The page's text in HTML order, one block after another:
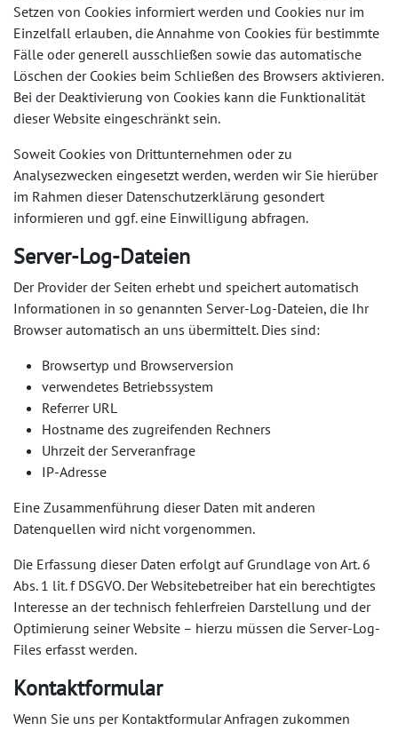
Setzen von Cookies informiert werden und Cookies nur im
Einzelfall erlauben, die Annahme von Cookies für bestimmte
Fälle oder generell ausschließen sowie das automatische
Löschen der Cookies beim Schließen des Browsers aktivieren.
Bei der Deaktivierung von Cookies kann die Funktionalität
dieser Website eingeschränkt sein.
Soweit Cookies von Drittunternehmen oder zu
Analysezwecken eingesetzt werden, werden wir Sie hierüber
im Rahmen dieser Datenschutzerklärung gesondert
informieren und ggf. eine Einwilligung abfragen.
Server-Log-Dateien
Der Provider der Seiten erhebt und speichert automatisch
Informationen in so genannten Server-Log-Dateien, die Ihr
Browser automatisch an uns übermittelt. Dies sind:
Browsertyp und Browserversion
verwendetes Betriebssystem
Referrer URL
Hostname des zugreifenden Rechners
Uhrzeit der Serveranfrage
IP-Adresse
Eine Zusammenführung dieser Daten mit anderen
Datenquellen wird nicht vorgenommen.
Die Erfassung dieser Daten erfolgt auf Grundlage von Art. 6
Abs. 1 lit. f DSGVO. Der Websitebetreiber hat ein berechtigtes
Interesse an der technisch fehlerfreien Darstellung und der
Optimierung seiner Website – hierzu müssen die Server-Log-
Files erfasst werden.
Kontaktformular
Wenn Sie uns per Kontaktformular Anfragen zukommen